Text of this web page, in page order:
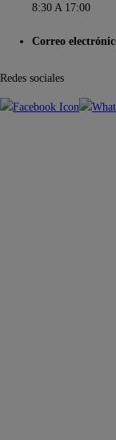
8:30 A 17:00
Correo
Redes sociales